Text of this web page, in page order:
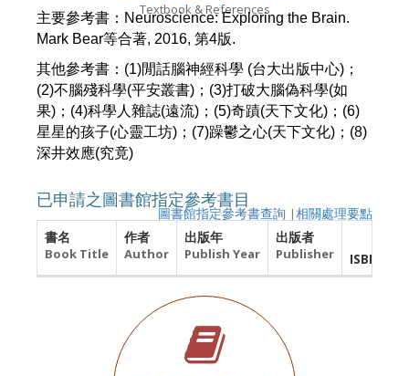
Textbook & References
主要參考書： Neuroscience: Exploring the Brain.
Mark Bear等合著, 2016, 第4版.
其他參考書： (1)閒話腦神經科學 (台大出版中心) ；
(2)不腦殘科學(平安叢書) ； (3)打破大腦偽科學(如
果) ； (4)科學人雜誌(遠流) ； (5)奇蹟(天下文化) ； (6)
星星的孩子(心靈工坊) ； (7)躁鬱之心(天下文化) ； (8)
深井效應(究竟)
已申請之圖書館指定參考書目
圖書館指定參考書查詢 |相關處理要點
書名
Book Title
作者
Author
出版年
Publish Year
出版者
Publisher ISBN